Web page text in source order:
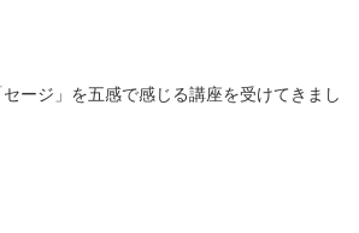
ージ」を五感で感じる講座を受けてきまし